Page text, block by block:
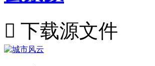
 下载源文件